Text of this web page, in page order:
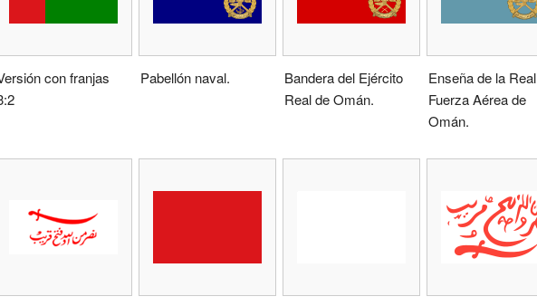
con franjas
Pabellón naval.
Bandera del Ejército
Real de Omán.
Enseña de la Real
Fuerza Aérea de
Omán.